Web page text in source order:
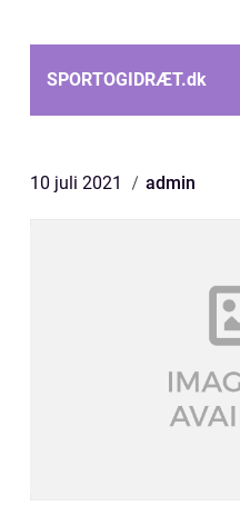
SPORTOGIDRÆT.dk
10 juli 2021 admin